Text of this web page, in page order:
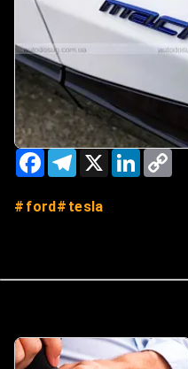
FacebookTelegram
X LinkedIn
ford tesla